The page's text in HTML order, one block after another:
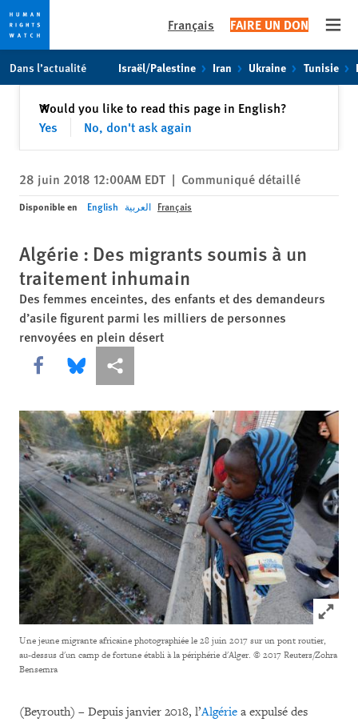
toto
content
Français FAIRE UN DON
Dans l’actualité Israël/Palestine Iran Ukraine Tunisie
Would you like to read this page in English?
Yes
No, don't ask again
✕Fermer
28 juin 2018 12:00AM EDT | Communiqué détaillé
Disponible en English العربية Français
Algérie : Des migrants soumis à un
traitement inhumain
Des femmes enceintes, des enfants et des demandeurs
d’asile figurent parmi les milliers de personnes
renvoyées en plein désert
Share this via Facebook
Share this via Bluesky
Share this via Partagez
Click to
Une jeune migrante africaine photographiée le 28 juin 2017 sur un pont routier,
au-dessus d'un camp de fortune établi à la périphérie d'Alger. © 2017 Reuters/Zohra
Bensemra
(Beyrouth) – Depuis janvier 2018, l’Algérie a expulsé des